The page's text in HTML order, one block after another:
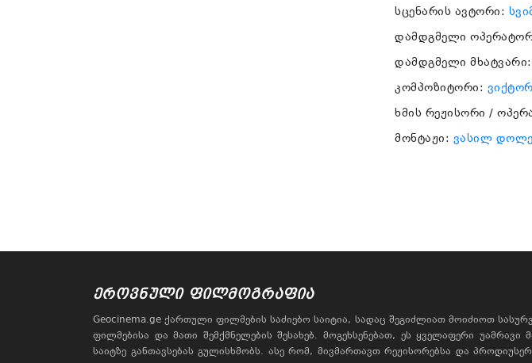
სცენარის ავტორი:
დამდგმელი
დამდგმელი მხატვარი:
კომპოზიტორი:
ხმის რეჟისორი /
მონტაჟი: ვასილ
ᲔᲠᲝᲕᲜᲣᲚᲘ ᲤᲘᲚᲛᲝᲒᲠᲐᲤᲘᲐ
Geocinema.ge ქართული ფილმების საძიებო საიტია, სადაც შეგიძლიათ მოიძიოთ
ფილმებისა და მათი შემქმნელების შესახებ. მოგეხსენებათ, ეს ყველაფერი
საიტზე განთავსებას გულისხმობს. ასე რომ, მივმართავთ რეჟისორებსა და